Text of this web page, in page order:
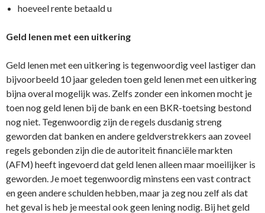
hoeveel rente betaald u
Geld lenen met een uitkering
Geld lenen met een uitkering is tegenwoordig veel lastiger dan
bijvoorbeeld 10 jaar geleden toen geld lenen met een uitkering
bijna overal mogelijk was. Zelfs zonder een inkomen mocht je
toen nog geld lenen bij de bank en een BKR-toetsing bestond
nog niet. Tegenwoordig zijn de regels dusdanig streng
geworden dat banken en andere geldverstrekkers aan zoveel
regels gebonden zijn die de autoriteit financiële markten
(AFM) heeft ingevoerd dat geld lenen alleen maar moeilijker is
geworden. Je moet tegenwoordig minstens een vast contract
en geen andere schulden hebben, maar ja zeg nou zelf als dat
het geval is heb je meestal ook geen lening nodig. Bij het geld